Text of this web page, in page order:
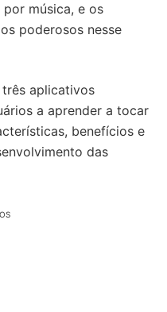
música, e os
poderosos nesse
aplicativos
a aprender a tocar
benefícios e
das